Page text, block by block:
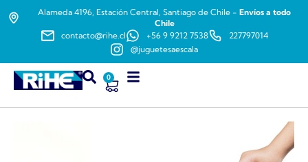
Alameda 4196, Estación Central, Santiago de Chile - Envíos a todo
Chile
contacto@rihe.cl
+56 9 9212 7538
227797014
@juguetesaescala
0